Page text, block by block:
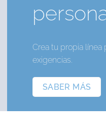
Crea tu propia
exigencias.
SABER MÁS